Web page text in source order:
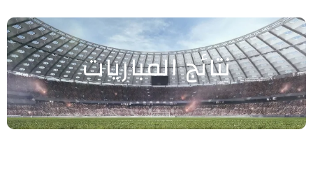
نتائج المباريات